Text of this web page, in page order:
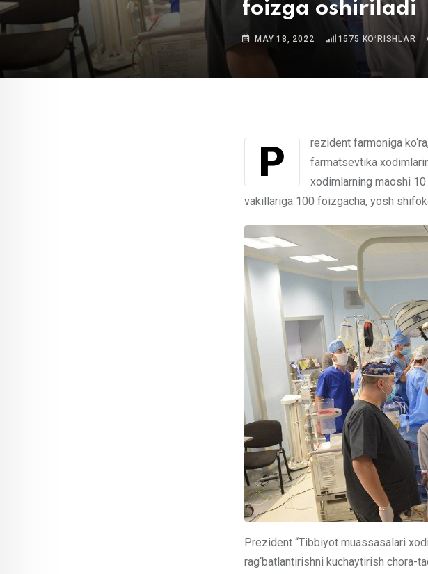
foizga oshiriladi
MAY 18, 2022 1575 KOʻRISHLAR
Prezident farmoniga ko‘ra, 1 iyundan boshlab oliy va birinchi toifali tibbiyot va
farmatsevtika
xodimlarning maoshi
vakillariga 100 foizgacha, yosh
Prezident “Tibbiyot muassasalari
rag‘batlantirishni kuchaytirish chora-